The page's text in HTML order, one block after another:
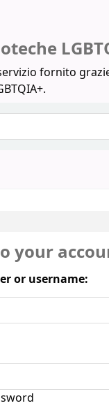
fornito
your
or username: